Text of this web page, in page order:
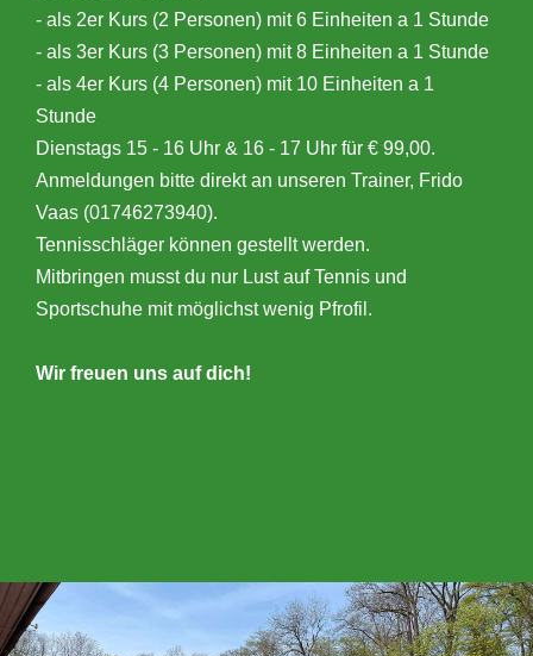
- als 2er Kurs (2 Personen) mit 6 Einheiten a 1 Stunde
- als 3er Kurs (3 Personen) mit 8 Einheiten a 1 Stunde
- als 4er Kurs (4 Personen) mit 10 Einheiten a 1
Stunde
Dienstags 15 - 16 Uhr & 16 - 17 Uhr für € 99,00.
Anmeldungen bitte direkt an unseren Trainer, Frido
Vaas (01746273940).
Tennisschläger können gestellt werden.
Mitbringen musst du nur Lust auf Tennis und
Sportschuhe mit möglichst wenig Pfrofil.
Wir freuen uns auf dich!